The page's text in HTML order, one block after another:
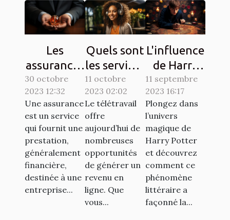
Les
assurances
à souscrire
en France :
lesquelles
sont
exigées ?
30 octobre
2023 12:32
Une assurance
est un service
qui fournit une
prestation,
généralement
financière,
destinée à une
entreprise...
Quels sont
les services
en ligne
pour se
faire de
l'argent en
télétravail
?
11 octobre
2023 02:02
Le télétravail
offre
aujourd’hui de
nombreuses
opportunités
de générer un
revenu en
ligne. Que
vous...
L'influence
de Harry
Potter sur
la culture
populaire à
travers les
chasses au
trésor
11 septembre
2023 16:17
Plongez dans
l’univers
magique de
Harry Potter
et découvrez
comment ce
phénomène
littéraire a
façonné la...